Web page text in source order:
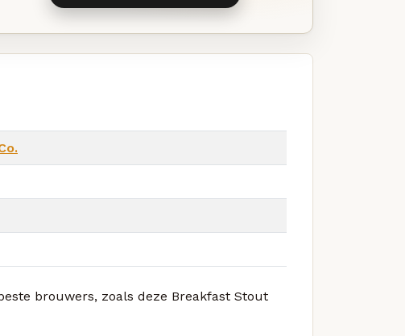
brouwers, zoals deze Breakfast Stout